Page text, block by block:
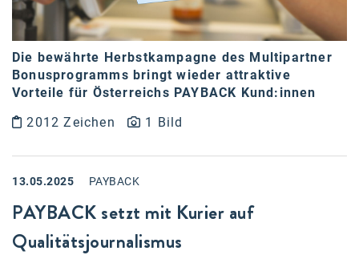
Die bewährte Herbstkampagne des Multipartner
Bonusprogramms bringt wieder attraktive
Vorteile für Österreichs PAYBACK Kund:innen
2012 Zeichen
1 Bild
13.05.2025 PAYBACK
PAYBACK setzt mit Kurier auf
Qualitätsjournalismus